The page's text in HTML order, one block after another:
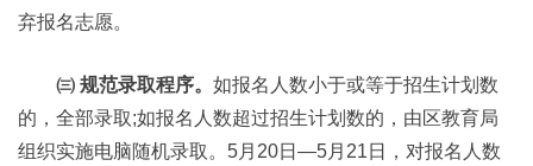
弃报名志愿。
㈢ 规范录取程序。 如报名人数小于或等于招生计划数
的，全部录取;如报名人数超过招生计划数的，由区教育局
组织实施电脑随机录取。5月20日—5月21日，对报名人数